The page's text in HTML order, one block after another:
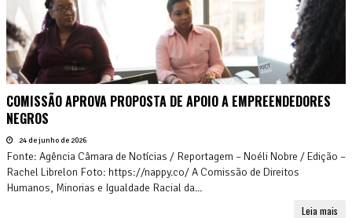
COMISSÃO APROVA PROPOSTA DE APOIO A EMPREENDEDORES
NEGROS
24 de junho de 2026
Fonte: Agência Câmara de Notícias / Reportagem – Noéli Nobre / Edição –
Rachel Librelon Foto: https://nappy.co/ A Comissão de Direitos
Humanos, Minorias e Igualdade Racial da...
Leia mais